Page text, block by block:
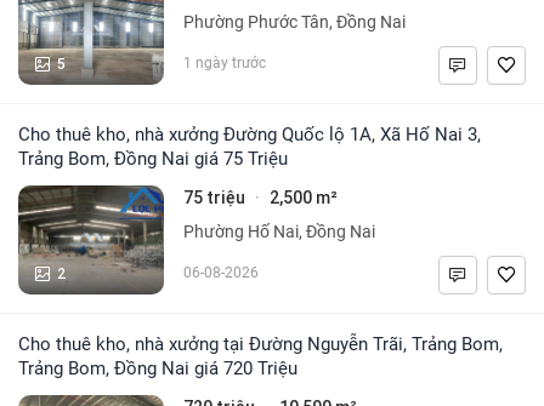
5
Phường Phước Tân, Đồng Nai
1 ngày trước
Cho thuê kho, nhà xưởng Đường Quốc lộ 1A, Xã Hố Nai 3,
Trảng Bom, Đồng Nai giá 75 Triệu
2
75 triệu · 2,500 m²
Phường Hố Nai, Đồng Nai
06-08-2026
Cho thuê kho, nhà xưởng tại Đường Nguyễn Trãi, Trảng Bom,
Trảng Bom, Đồng Nai giá 720 Triệu